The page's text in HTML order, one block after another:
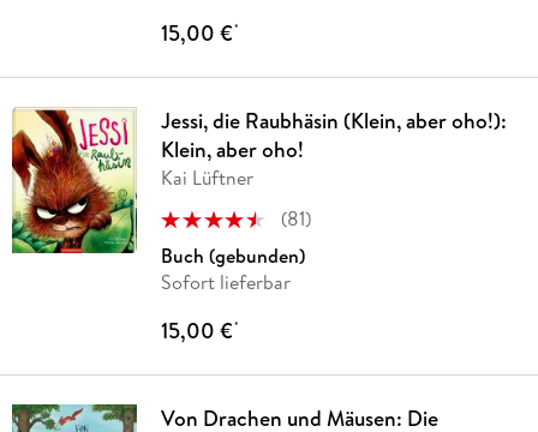
15,00 €*
Jessi, die Raubhäsin (Klein, aber oho!):
Klein, aber oho!
Kai Lüftner
(81)
Buch (gebunden)
Sofort lieferbar
15,00 €*
Von Drachen und Mäusen: Die